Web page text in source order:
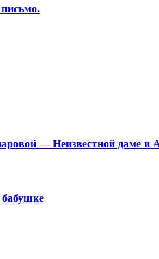
— Неизвестной даме и